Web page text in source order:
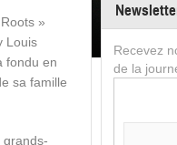
»
Louis
fondu en
sa famille
grands-
Recevez
de la